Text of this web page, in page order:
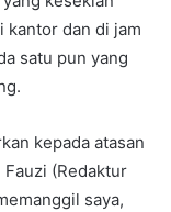
kantor dan di jam
satu pun yang
kepada atasan
(Redaktur
saya,